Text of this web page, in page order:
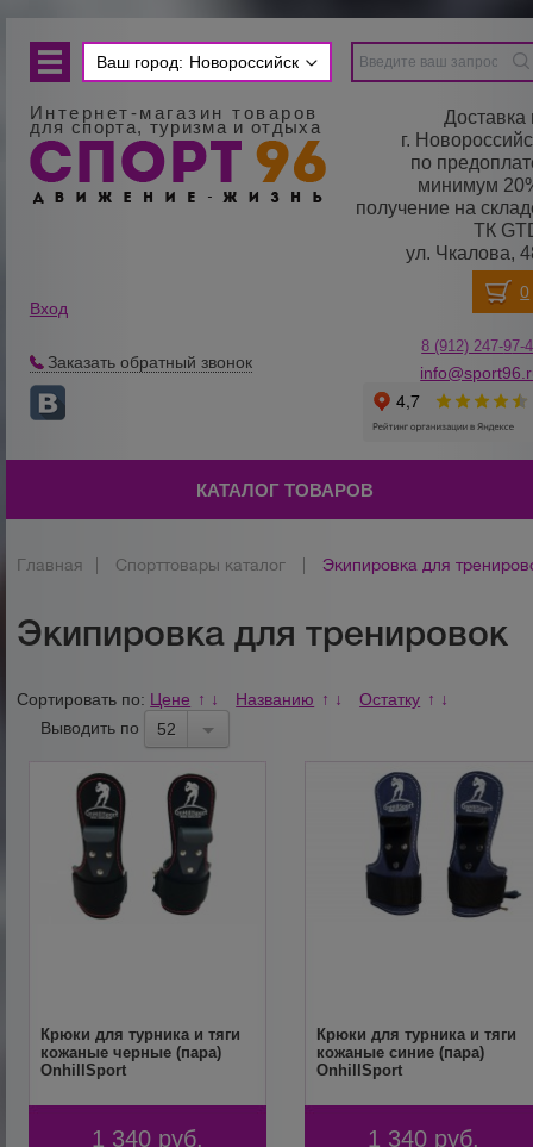
Ваш город: Новороссийск
Интернет-магазин товаров
для спорта, туризма и отдыха
Доставка
г.
по
минимум
получение на
ТК
ул. Чкалова,
Вход
Заказать обратный звонок
8 (912) 247-97-
КАТАЛОГ ТОВАРОВ
Главная Спорттовары каталог Экипировка для
Экипировка для тренировок
Сортировать по: Цене ↑ ↓ Названию ↑ ↓ Остатку ↑ ↓
Выводить по 52
Крюки для турника и тяги
кожаные черные (пара)
OnhillSport
1 340 руб.
Крюки для турника и тяги
кожаные синие (пара)
OnhillSport
1 340 руб.